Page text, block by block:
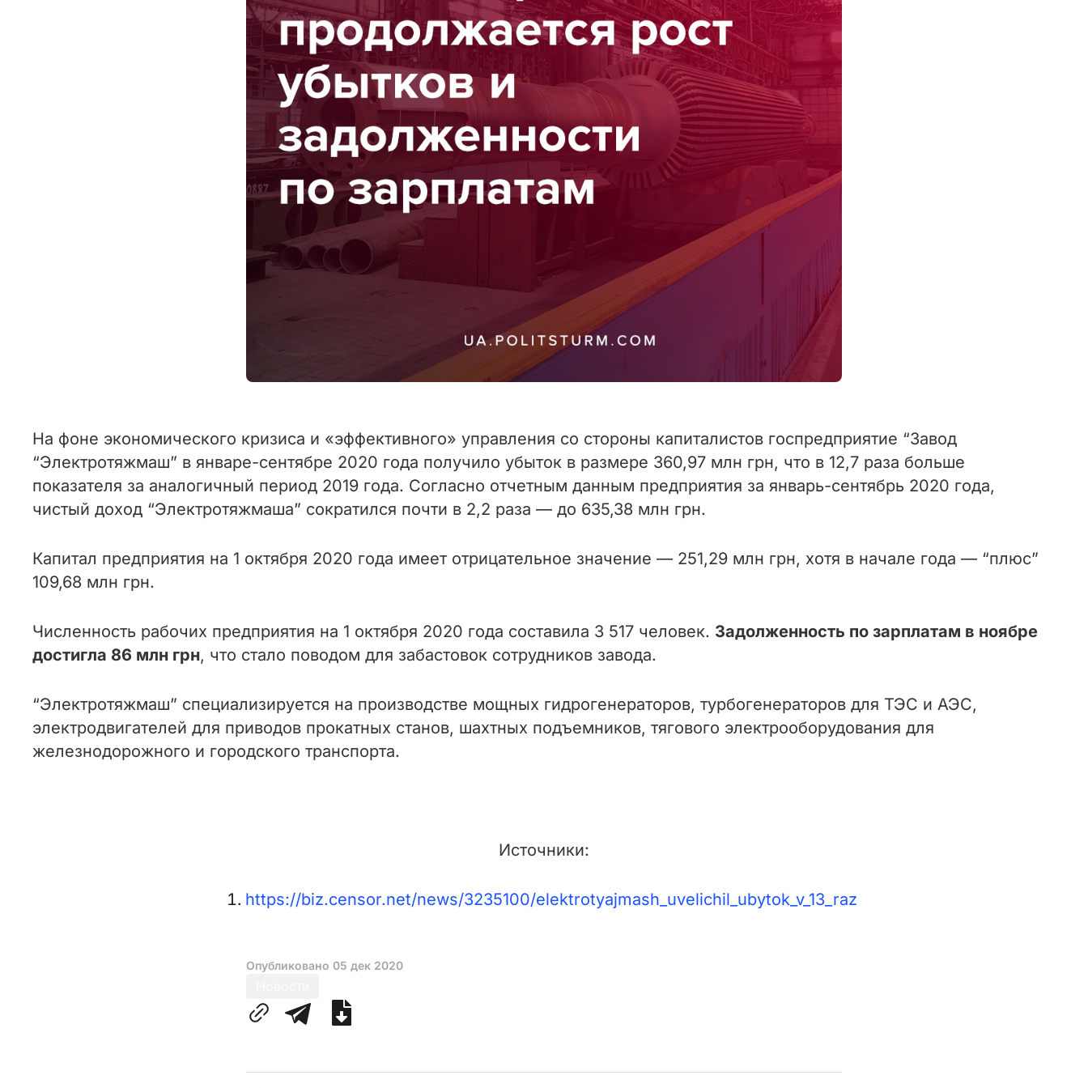
На фоне экономического кризиса и «эффективного» управления со стороны капиталистов госпредприятие “Завод
“Электротяжмаш” в январе-сентябре 2020 года получило убыток в размере 360,97 млн грн, что в 12,7 раза больше
показателя за аналогичный период 2019 года. Согласно отчетным данным предприятия за январь-сентябрь 2020 года,
чистый доход “Электротяжмаша” сократился почти в 2,2 раза — до 635,38 млн грн.
Капитал предприятия на 1 октября 2020 года имеет отрицательное значение — 251,29 млн грн, хотя в начале года — “плюс”
109,68 млн грн.
Численность рабочих предприятия на 1 октября 2020 года составила 3 517 человек. Задолженность по зарплатам в ноябре
достигла 86 млн грн, что стало поводом для забастовок сотрудников завода.
“Электротяжмаш” специализируется на производстве мощных гидрогенераторов, турбогенераторов для ТЭС и АЭС,
электродвигателей для приводов прокатных станов, шахтных подъемников, тягового электрооборудования для
железнодорожного и городского транспорта.
Источники:
https://biz.censor.net/news/3235100/elektrotyajmash_uvelichil_ubytok_v_13_raz
Опубликовано 05 дек 2020